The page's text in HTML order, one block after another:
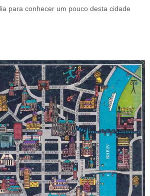
para conhecer um pouco desta cidade